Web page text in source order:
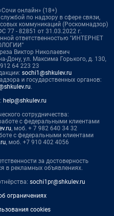
онлайн» (18+)
по надзору в сфере связи,
коммуникаций (Роскомнадзор)
77 - 82851 от 31.03.2022 г.
ответственностью "ИНТЕРНЕТ
Виктор Николаевич
Дону, ул. Максима Горького, д. 130,
64 223 23
sochi1@shkulev.ru
и государственных органов:
.
help@shkulev.ru
сотрудничества:
с федеральными клиентами
, моб. + 7 982 640 34 32
с федеральными клиентами
, моб. +7 910 402 4056
за достоверность
в рекламных объявлениях.
sochi1pr@shkulev.ru
ограничениях
cookies